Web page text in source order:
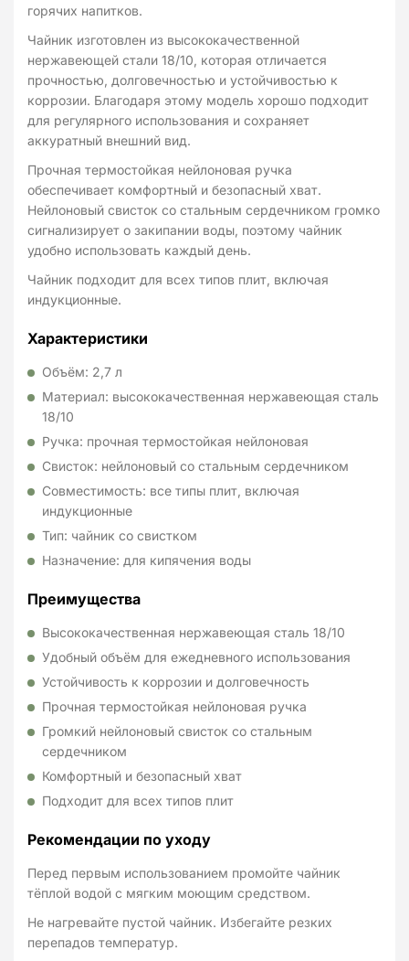
горячих напитков.
Чайник изготовлен из высококачественной
нержавеющей стали 18/10, которая отличается
прочностью, долговечностью и устойчивостью к
коррозии. Благодаря этому модель хорошо подходит
для регулярного использования и сохраняет
аккуратный внешний вид.
Прочная термостойкая нейлоновая ручка
обеспечивает комфортный и безопасный хват.
Нейлоновый свисток со стальным сердечником громко
сигнализирует о закипании воды, поэтому чайник
удобно использовать каждый день.
Чайник подходит для всех типов плит, включая
индукционные.
Характеристики
Объём: 2,7 л
Материал: высококачественная нержавеющая сталь
18/10
Ручка: прочная термостойкая нейлоновая
Свисток: нейлоновый со стальным сердечником
Совместимость: все типы плит, включая
индукционные
Тип: чайник со свистком
Назначение: для кипячения воды
Преимущества
Высококачественная нержавеющая сталь 18/10
Удобный объём для ежедневного использования
Устойчивость к коррозии и долговечность
Прочная термостойкая нейлоновая ручка
Громкий нейлоновый свисток со стальным
сердечником
Комфортный и безопасный хват
Подходит для всех типов плит
Рекомендации по уходу
Перед первым использованием промойте чайник
тёплой водой с мягким моющим средством.
Не нагревайте пустой чайник. Избегайте резких
перепадов температур.